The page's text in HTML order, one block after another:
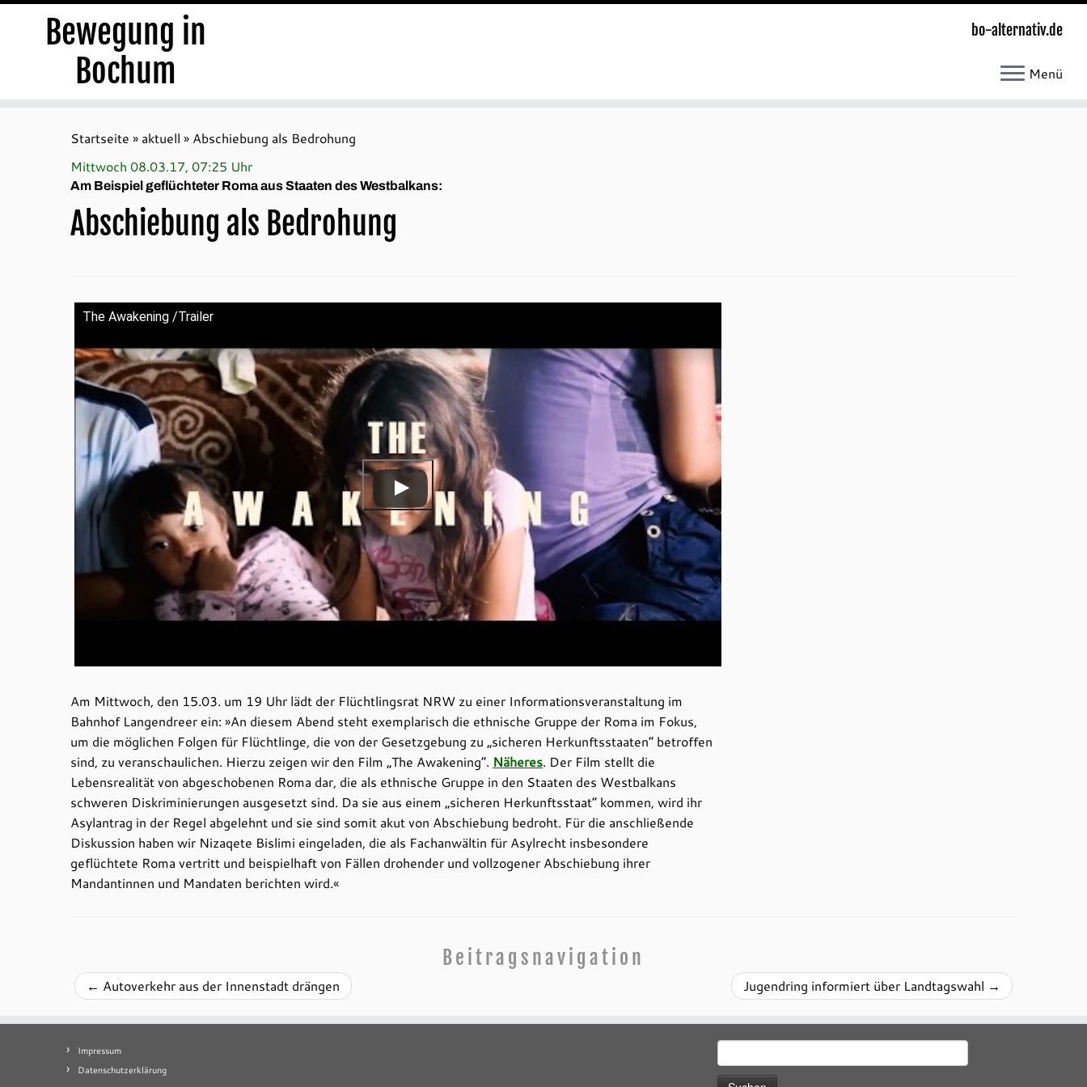
Bewegung in
Bochum
bo-alternativ.de
Menü
Startseite » aktuell » Abschiebung als Bedrohung
Mittwoch 08.03.17, 07:25 Uhr
Am Beispiel geflüchteter Roma aus Staaten des Westbalkans:
Abschiebung als Bedrohung
The Awakening /Trailer
Am Mittwoch, den 15.03. um 19 Uhr lädt der Flüchtlingsrat NRW zu einer Informationsveranstaltung im
Bahnhof Langendreer ein: »An diesem Abend steht exemplarisch die ethnische Gruppe der Roma im Fokus,
um die möglichen Folgen für Flüchtlinge, die von der Gesetzgebung zu „sicheren Herkunftsstaaten“ betroffen
sind, zu veranschaulichen. Hierzu zeigen wir den Film „The Awakening“. Näheres. Der Film stellt die
Lebensrealität von abgeschobenen Roma dar, die als ethnische Gruppe in den Staaten des Westbalkans
schweren Diskriminierungen ausgesetzt sind. Da sie aus einem „sicheren Herkunftsstaat“ kommen, wird ihr
Asylantrag in der Regel abgelehnt und sie sind somit akut von Abschiebung bedroht. Für die anschließende
Diskussion haben wir Nizaqete Bislimi eingeladen, die als Fachanwältin für Asylrecht insbesondere
geflüchtete Roma vertritt und beispielhaft von Fällen drohender und vollzogener Abschiebung ihrer
Mandantinnen und Mandaten berichten wird.«
Beitragsnavigation
← Autoverkehr aus der Innenstadt drängen Jugendring informiert über Landtagswahl →
Impressum
Datenschutzerklärung
nach: